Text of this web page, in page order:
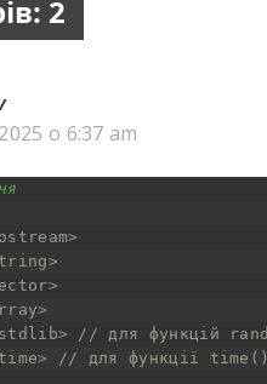
2
о 6:37 am
// для функцій
// для функції time()